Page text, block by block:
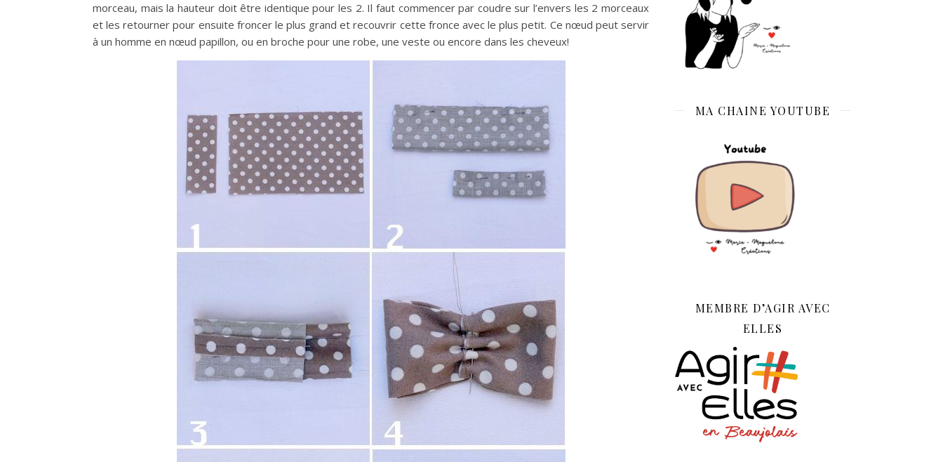
morceau, mais la hauteur doit être identique pour les 2. Il faut commencer par coudre sur l’envers les 2 morceaux
et les retourner pour ensuite froncer le plus grand et recouvrir cette fronce avec le plus petit. Ce nœud peut servir
à un homme en nœud papillon, ou en broche pour une robe, une veste ou encore dans les cheveux!
MA CHAINE YOUTUBE
MEMBRE D’AGIR AVEC
ELLES